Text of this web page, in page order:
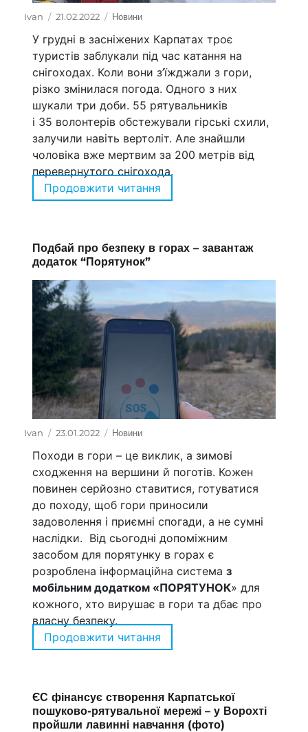
Автор
Ivan Оприлюднено
21.02.2022 Категорії
Новини
У грудні в засніжених Карпатах троє
туристів заблукали під час катання на
снігоходах. Коли вони з’їжджали з гори,
різко змінилася погода. Одного з них
шукали три доби. 55 рятувальників
і 35 волонтерів обстежували гірські схили,
залучили навіть вертоліт. Але знайшли
чоловіка вже мертвим за 200 метрів від
перевернутого снігохода.
Продовжити читання
Подбай про безпеку в горах – завантаж
додаток “Порятунок”
Автор
Ivan Оприлюднено
23.01.2022 Категорії
Новини
Походи в гори – це виклик, а зимові
сходження на вершини й поготів. Кожен
повинен серйозно ставитися, готуватися
до походу, щоб гори приносили
задоволення і приємні спогади, а не сумні
наслідки. Від сьогодні допоміжним
засобом для порятунку в горах є
розроблена інформаційна системаз
мобільним додатком «ПОРЯТУНОК» для
кожного, хто вирушає в гори та дбає про
власну безпеку.
Продовжити читання
ЄС фінансує створення Карпатської
пошуково-рятувальної мережі – у Ворохті
пройшли лавинні навчання (фото)